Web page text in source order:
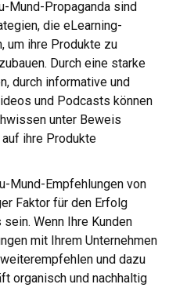
Mund-Propaganda sind
die eLearning-
um ihre Produkte zu
Durch eine starke
durch informative und
und Podcasts können
unter Beweis
ihre Produkte
Mund-Empfehlungen von
Faktor für den Erfolg
Wenn Ihre Kunden
mit Ihrem Unternehmen
und dazu
organisch und nachhaltig